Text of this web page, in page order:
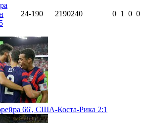
24-190 2190240 0 1 0 0
66', США-Коста-Рика 2:1